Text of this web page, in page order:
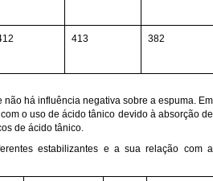
413 382
não há influência negativa sobre a espuma. Em
o uso de ácido tânico devido à absorção de
de ácido tânico.
estabilizantes e a sua relação com a